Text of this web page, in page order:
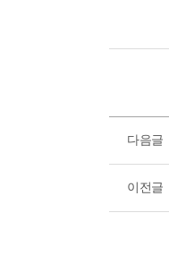
다음글
이전글